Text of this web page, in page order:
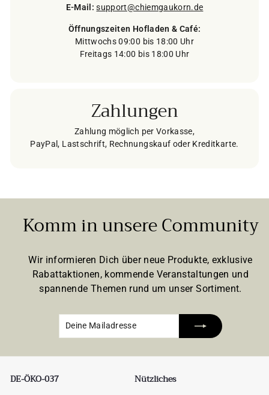
E-Mail: support@chiemgaukorn.de
Öffnungszeiten Hofladen & Café:
Mittwochs 09:00 bis 18:00 Uhr
Freitags 14:00 bis 18:00 Uhr
Zahlungen
Zahlung möglich per Vorkasse,
PayPal, Lastschrift, Rechnungskauf oder Kreditkarte.
Komm in unsere Community
Wir informieren Dich über neue Produkte, exklusive
Rabattaktionen, kommende Veranstaltungen und
spannende Themen rund um unser Sortiment.
DE-ÖKO-037 Nützliches